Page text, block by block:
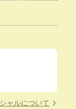
ャルについて